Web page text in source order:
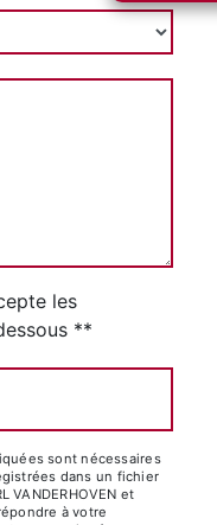
les
**
sont nécessaires
dans un fichier
VANDERHOVEN et
à votre